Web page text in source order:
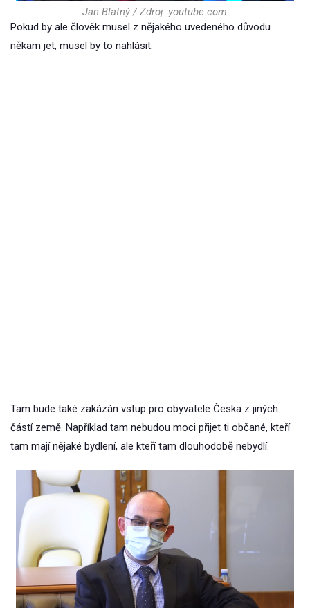
Jan Blatný / Zdroj: youtube.com
Pokud by ale člověk musel z nějakého uvedeného důvodu
někam jet, musel by to nahlásit.
Tam bude také zakázán vstup pro obyvatele Česka z jiných
částí země. Například tam nebudou moci přijet ti občané, kteří
tam mají nějaké bydlení, ale kteří tam dlouhodobě nebydlí.